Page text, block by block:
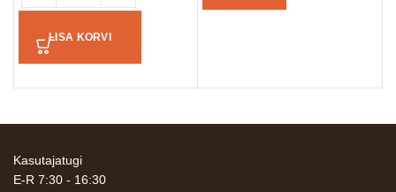
LISA KORVI
Kasutajatugi
E-R 7:30 - 16:30